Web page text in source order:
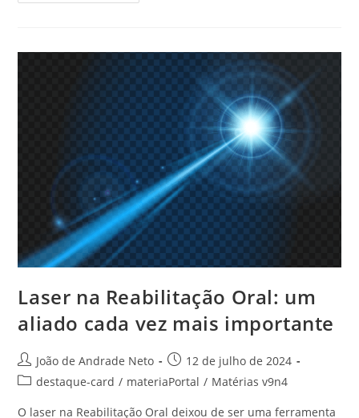
Laser na Reabilitação Oral: um
aliado cada vez mais importante
João de Andrade Neto
12 de julho de 2024
destaque-card / materiaPortal / Matérias v9n4
O laser na Reabilitação Oral deixou de ser uma ferramenta